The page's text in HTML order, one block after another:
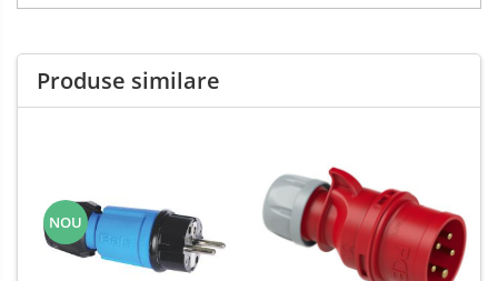
Produse similare
NOU